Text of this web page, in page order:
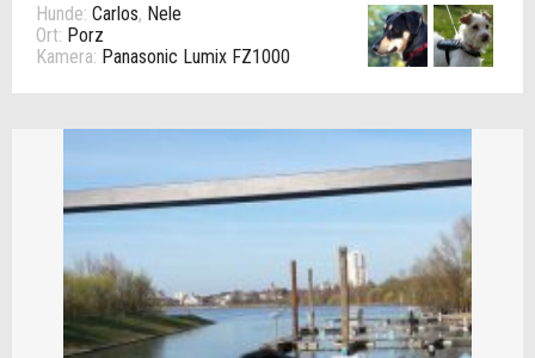
Hunde: Carlos, Nele
Ort: Porz
Kamera: Panasonic Lumix FZ1000